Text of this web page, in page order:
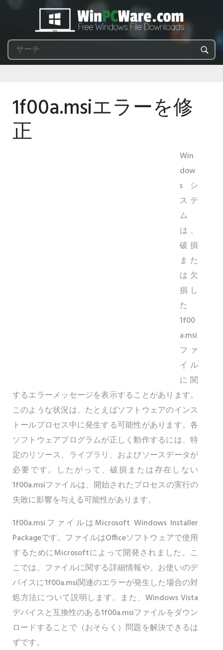
1f00a.msiエラーを修
正
Win
dow
sシ
ステ
ム
は、
破損
また
は欠
損し
た
1f00
a.msi
ファ
イル
に関
するエラーメッセージを表示することがあります。
このような状況は、たとえばソフトウェアのインス
トールプロセス中に発生する可能性があります。各
ソフトウェアプログラムが正しく動作するには、特
定のリソース、ライブラリ、およびソースデータが
必要です。したがって、破損または存在しない
1f00a.msiファイルは、開始されたプロセスの実行の
失敗に影響を与える可能性があります。
1f00a.msiファイルはMicrosoft Windows Installer
Packageです。ファイルはOfficeソフトウェアで使用
するためにMicrosoftによって開発されました。こ
こでは、ファイルに関する詳細情報や、お使いのデ
バイスに1f00a.msi関連のエラーが発生した場合の対
処方法について説明します。また、Windows Vista
デバイスと互換性のある1f00a.msiファイルをダウン
ロードすることで（おそらく）問題を解決できるは
ずです。